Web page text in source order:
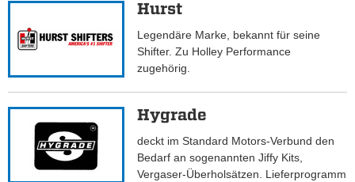
Hurst
Legendäre Marke, bekannt für seine
Shifter. Zu Holley Performance
zugehörig.
Hygrade
deckt im Standard Motors-Verbund den
Bedarf an sogenannten Jiffy Kits,
Vergaser-Überholsätzen. Lieferprogramm